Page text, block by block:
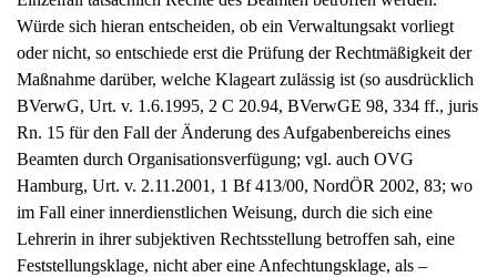
Würde sich hieran entscheiden, ob ein Verwaltungsakt vorliegt
oder nicht, so entschiede erst die Prüfung der Rechtmäßigkeit der
Maßnahme darüber, welche Klageart zulässig ist (so ausdrücklich
BVerwG, Urt. v. 1.6.1995, 2 C 20.94, BVerwGE 98, 334 ff., juris
Rn. 15 für den Fall der Änderung des Aufgabenbereichs eines
Beamten durch Organisationsverfügung; vgl. auch OVG
Hamburg, Urt. v. 2.11.2001, 1 Bf 413/00, NordÖR 2002, 83; wo
im Fall einer innerdienstlichen Weisung, durch die sich eine
Lehrerin in ihrer subjektiven Rechtsstellung betroffen sah, eine
Feststellungsklage, nicht aber eine Anfechtungsklage, als –